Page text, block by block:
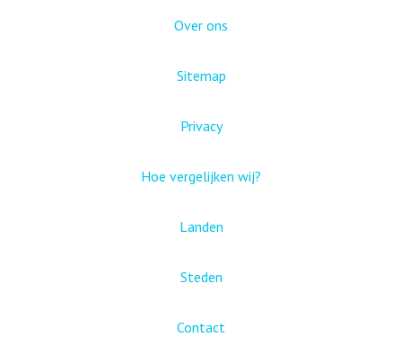
Over ons
Sitemap
Privacy
Hoe vergelijken wij?
Landen
Steden
Contact